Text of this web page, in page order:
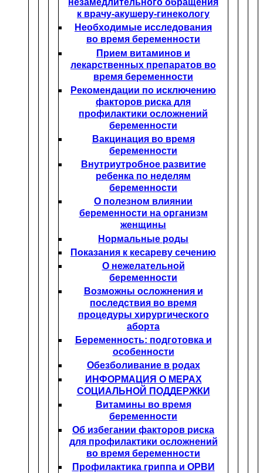
незамедлительного обращения
к врачу-акушеру-гинекологу
Необходимые исследования
во время беременности
Прием витаминов и
лекарственных препаратов во
время беременности
Рекомендации по исключению
факторов риска для
профилактики осложнений
беременности
Вакцинация во время
беременности
Внутриутробное развитие
ребенка по неделям
беременности
О полезном влиянии
беременности на организм
женщины
Нормальные роды
Показания к кесареву сечению
О нежелательной
беременности
Возможны осложнения и
последствия во время
процедуры хирургического
аборта
Беременность: подготовка и
особенности
Обезболивание в родах
ИНФОРМАЦИЯ О МЕРАХ
СОЦИАЛЬНОЙ ПОДДЕРЖКИ
Витамины во время
беременности
Об избегании факторов риска
для профилактики осложнений
во время беременности
Профилактика гриппа и ОРВИ